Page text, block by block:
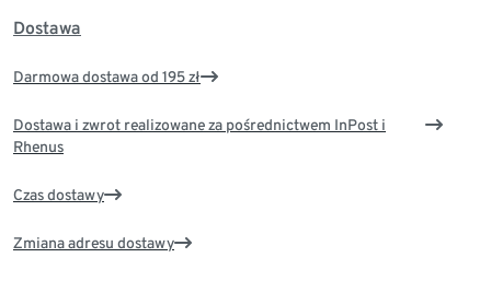
Dostawa
Darmowa dostawa od 195 zł
Dostawa i zwrot realizowane za pośrednictwem InPost i
Rhenus
Czas dostawy
Zmiana adresu dostawy